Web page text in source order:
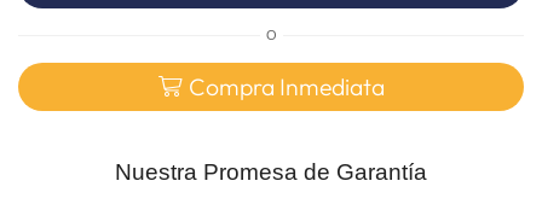
O
Compra Inmediata
Nuestra Promesa de Garantía